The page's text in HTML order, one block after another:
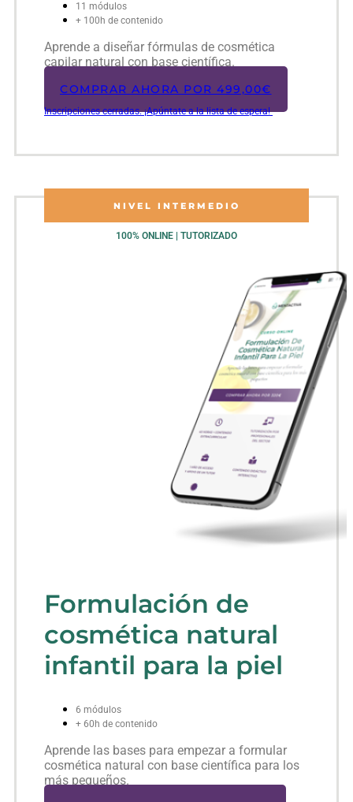
11 módulos
+ 100h de contenido
Aprende a diseñar fórmulas de cosmética
capilar natural con base científica.
COMPRAR AHORA POR 499,00€
Inscripciones cerradas. ¡Apúntate a la lista de espera!
NIVEL INTERMEDIO
100% ONLINE | TUTORIZADO
Formulación de
cosmética natural
infantil para la piel
6 módulos
+ 60h de contenido
Aprende las bases para empezar a formular
cosmética natural con base científica para los
más pequeños.